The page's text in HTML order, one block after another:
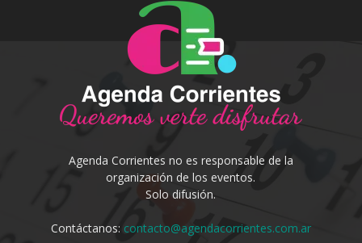
Agenda Corrientes no es responsable de la
organización de los eventos.
Solo difusión.
Contáctanos: contacto@agendacorrientes.com.ar